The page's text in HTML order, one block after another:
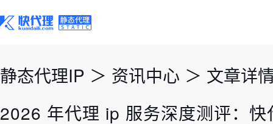
静态代理IP ＞ 资讯中心 ＞ 文章详
2026 年代理 ip 服务深度测评：